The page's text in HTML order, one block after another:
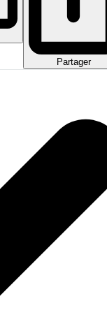
Partager